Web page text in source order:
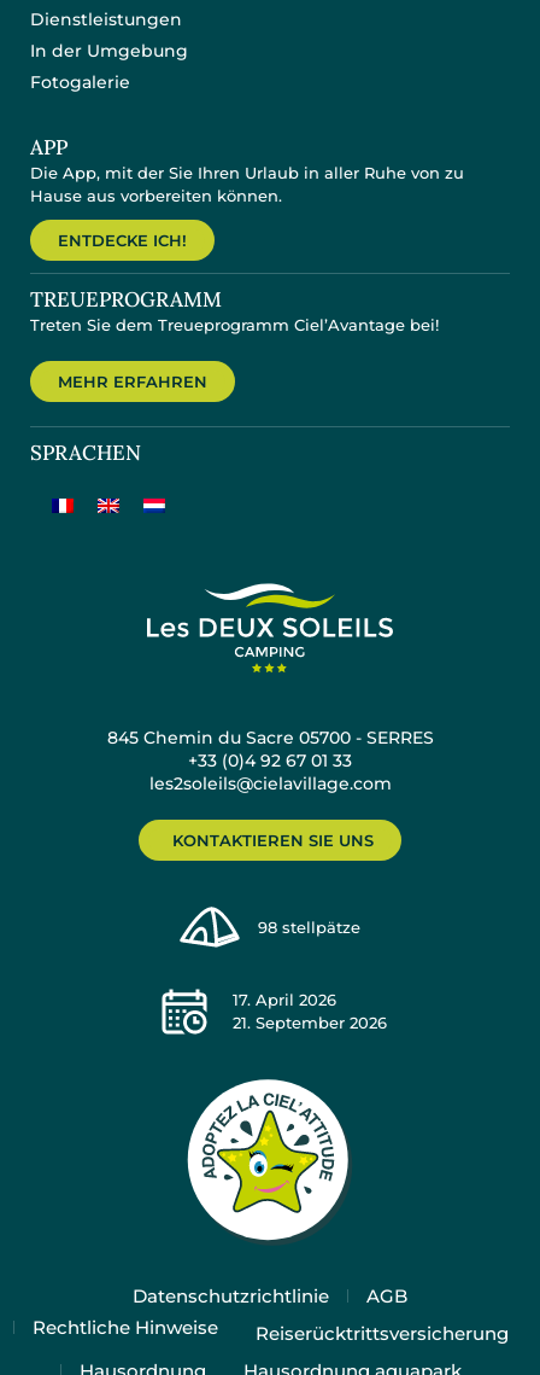
Dienstleistungen
In der Umgebung
Fotogalerie
APP
Die App, mit der Sie Ihren Urlaub in aller Ruhe von zu
Hause aus vorbereiten können.
ENTDECKE ICH!
TREUEPROGRAMM
Treten Sie dem Treueprogramm Ciel’Avantage bei!
MEHR ERFAHREN
SPRACHEN
845 Chemin du Sacre 05700 - SERRES
+33 (0)4 92 67 01 33
les2soleils@cielavillage.com
KONTAKTIEREN SIE UNS
98 stellpätze
17. April 2026
21. September 2026
Datenschutzrichtlinie
AGB
Rechtliche Hinweise
Reiserücktrittsversicherung